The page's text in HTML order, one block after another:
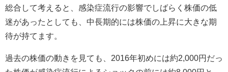
総合して考えると、感染症流行の影響でしばらく株価の低
迷があったとしても、中長期的には株価の上昇に大きな期
待が持てます。
過去の株価の動きを見ても、 2016年初めには約2,000円だっ